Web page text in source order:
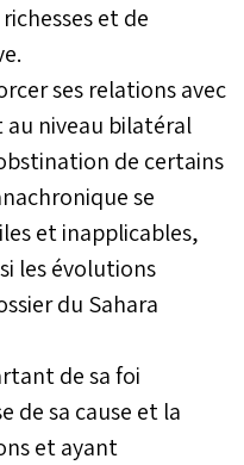
et de
ses relations avec
au niveau bilatéral
de certains
se
et inapplicables,
les évolutions
du Sahara
de sa foi
de sa cause et la
et ayant